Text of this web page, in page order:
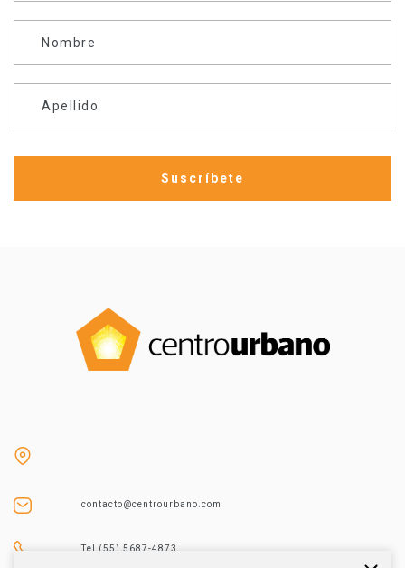
Nombre
Apellido
contacto@centrourbano.com
Tel (55) 5687-4873